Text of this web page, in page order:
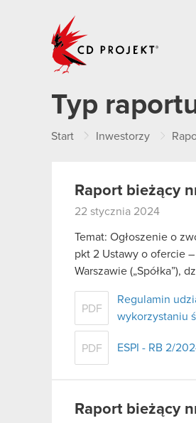
Typ
Start Inwestorzy
Raport bieżący
22 stycznia 2024
Temat: Ogłoszenie o
pkt 2 Ustawy o ofercie
Warszawie („Spółka”),
PDF
Regulamin
wykorzystaniu
PDF ESPI - RB 2/
Raport bieżący